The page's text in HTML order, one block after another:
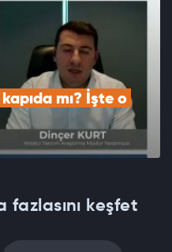
mı? İşte o
fazlasını keşfet